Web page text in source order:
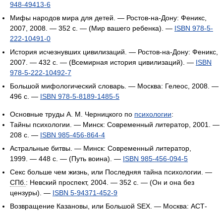
948-49413-6
Мифы народов мира для детей. — Ростов-на-Дону: Феникс,
2007, 2008. — 352 с. — (Мир вашего ребенка). — ISBN 978-5-
222-10491-0
История исчезнувших цивилизаций. — Ростов-на-Дону: Феникс,
2007. — 432 с. — (Всемирная история цивилизаций). — ISBN
978-5-222-10492-7
Большой мифологический словарь. — Москва: Гелеос, 2008. —
496 с. — ISBN 978-5-8189-1485-5
Основные труды А. М. Черницкого по психологии:
Тайны психологии. — Минск: Современный литератор, 2001. —
208 с. — ISBN 985-456-864-4
Астральные битвы. — Минск: Современный литератор,
1999. — 448 с. — (Путь воина). — ISBN 985-456-094-5
Секс больше чем жизнь, или Последняя тайна психологии. —
СПб.: Невский проспект, 2004. — 352 с. — (Он и она без
цензуры). — ISBN 5-94371-452-9
Возвращение Казановы, или Большой SEX. — Москва: АСТ-